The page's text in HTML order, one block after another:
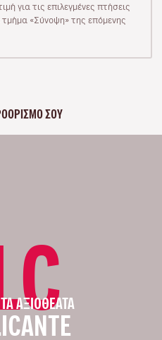
για τις επιλεγμένες πτήσεις
«Σύνοψη» της επόμενης
ΣΟΥ
ΑΞΙΟΘΈΑΤΑ